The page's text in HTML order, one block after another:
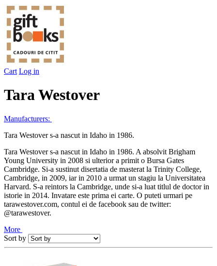
Cart Log in
Tara Westover
Manufacturers:
Tara Westover s-a nascut in Idaho in 1986.
Tara Westover s-a nascut in Idaho in 1986. A absolvit Brigham
Young University in 2008 si ulterior a primit o Bursa Gates
Cambridge. Si-a sustinut disertatia de masterat la Trinity College,
Cambridge, in 2009, iar in 2010 a urmat un stagiu la Universitatea
Harvard. S-a reintors la Cambridge, unde si-a luat titlul de doctor in
istorie in 2014. Invatare este prima ei carte. O puteti urmari pe
tarawestover.com, contul ei de facebook sau de twitter:
@tarawestover.
More
Sort by